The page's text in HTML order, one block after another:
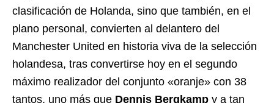
clasificación de Holanda, sino que también, en el
plano personal, convierten al delantero del
Manchester United en historia viva de la selección
holandesa, tras convertirse hoy en el segundo
máximo realizador del conjunto «oranje» con 38
tantos, uno más que Dennis Bergkamp y a tan